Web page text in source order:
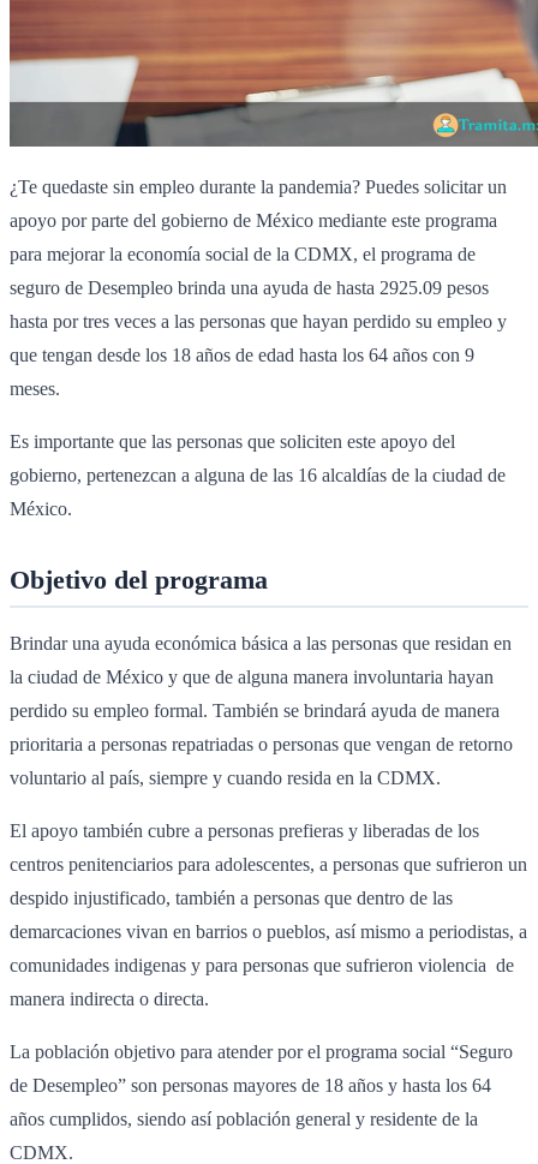
¿Te quedaste sin empleo durante la pandemia? Puedes solicitar un
apoyo por parte del gobierno de México mediante este programa
para mejorar la economía social de la CDMX, el programa de
seguro de Desempleo brinda una ayuda de hasta 2925.09 pesos
hasta por tres veces a las personas que hayan perdido su empleo y
que tengan desde los 18 años de edad hasta los 64 años con 9
meses.
Es importante que las personas que soliciten este apoyo del
gobierno, pertenezcan a alguna de las 16 alcaldías de la ciudad de
México.
Objetivo del programa
Brindar una ayuda económica básica a las personas que residan en
la ciudad de México y que de alguna manera involuntaria hayan
perdido su empleo formal. También se brindará ayuda de manera
prioritaria a personas repatriadas o personas que vengan de retorno
voluntario al país, siempre y cuando resida en la CDMX.
El apoyo también cubre a personas prefieras y liberadas de los
centros penitenciarios para adolescentes, a personas que sufrieron un
despido injustificado, también a personas que dentro de las
demarcaciones vivan en barrios o pueblos, así mismo a periodistas, a
comunidades indigenas y para personas que sufrieron violencia de
manera indirecta o directa.
La población objetivo para atender por el programa social “Seguro
de Desempleo” son personas mayores de 18 años y hasta los 64
años cumplidos, siendo así población general y residente de la
CDMX.